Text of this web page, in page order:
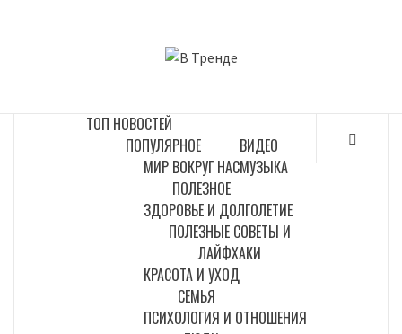
ТОП НОВОСТЕЙ
ПОПУЛЯРНОЕ
МИР ВОКРУГ НАС
ВИДЕО
МУЗЫКА
ПОЛЕЗНОЕ
ЗДОРОВЬЕ И ДОЛГОЛЕТИЕ
ПОЛЕЗНЫЕ СОВЕТЫ И
ЛАЙФХАКИ
КРАСОТА И УХОД
СЕМЬЯ
ПСИХОЛОГИЯ И ОТНОШЕНИЯ